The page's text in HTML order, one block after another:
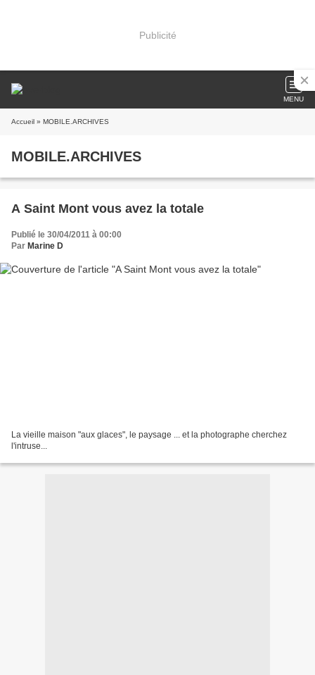
Publicité
MENU
Accueil » MOBILE.ARCHIVES
MOBILE.ARCHIVES
A Saint Mont vous avez la totale
Publié le 30/04/2011 à 00:00
Par Marine D
La vieille maison "aux glaces", le paysage ... et la photographe cherchez
l'intruse...